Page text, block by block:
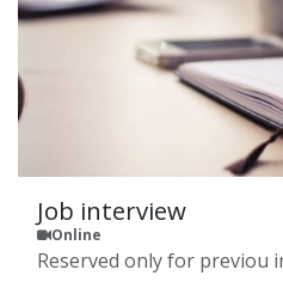
Job interview
Online
Reserved only for previou